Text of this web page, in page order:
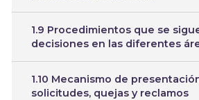
1.9 Procedimientos que se
decisiones en las diferentes
1.10 Mecanismo de
solicitudes, quejas y reclamos